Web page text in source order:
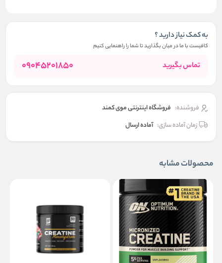
به کمک نیاز دارید ؟
کافیست با ما در میان بگذارید تا شما را راهنمایی کنیم
تماس بگیرید 09045201850
فروشنده: فروشگاه اینترنتی موی کمند
زمان آماده سازی: آماده ارسال
محصولات مشابه